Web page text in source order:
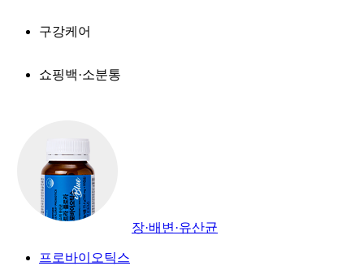
구강케어
쇼핑백·소분통
장·배변·유산균
프로바이오틱스